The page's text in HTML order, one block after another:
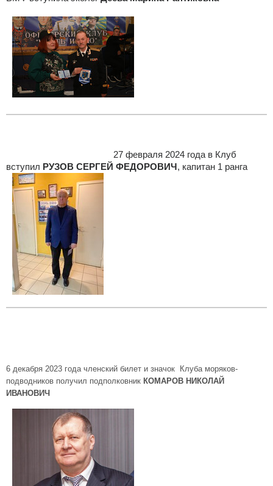
27 февраля 2024 года в Клуб
вступил РУЗОВ СЕРГЕЙ ФЕДОРОВИЧ, капитан 1 ранга
6 декабря 2023 года членский билет и значок Клуба моряков-
подводников получил подполковник КОМАРОВ НИКОЛАЙ
ИВАНОВИЧ